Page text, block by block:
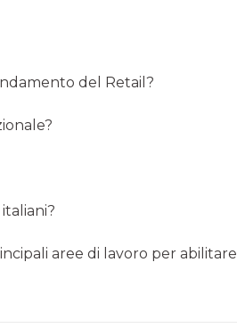
del Retail?
aree di lavoro per abilitare